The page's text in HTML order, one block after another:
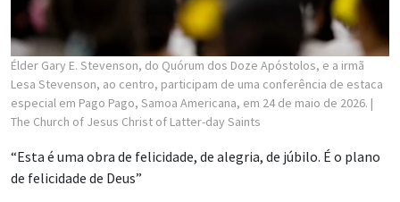
Élder Gary E. Stevenson, do Quórum dos Doze Apóstolos, e a irmã
Lesa Stevenson, ao centro, participam de uma conferência de estaca
especial em Pago Pago, Samoa Americana, em 24 de maio de 2026. |
The Church of Jesus Christ of Latter-day Saints
“Esta é uma obra de felicidade, de alegria, de júbilo. É o plano
de felicidade de Deus”